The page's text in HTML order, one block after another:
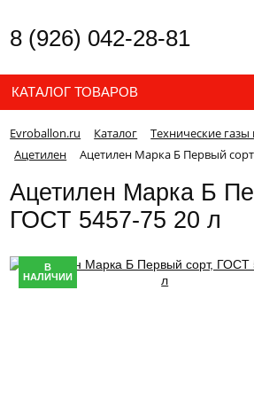
8 (926) 042-28-81
КАТАЛОГ ТОВАРОВ
Evroballon.ru Каталог
Технические газы
Ацетилен
Ацетилен Марка Б Первый
Ацетилен Марка Б
ГОСТ 5457-75 20 л
В
НАЛИЧИИ